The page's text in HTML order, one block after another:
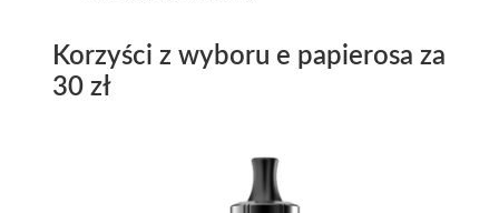
Korzyści z wyboru e papierosa za
30 zł